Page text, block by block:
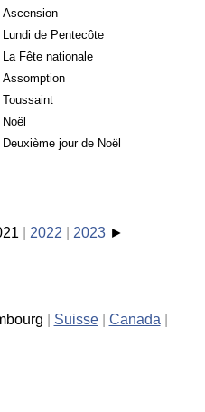
Ascension
Lundi de Pentecôte
La Fête nationale
Assomption
Toussaint
Noël
Deuxième jour de Noël
2022 2023
Suisse Canada